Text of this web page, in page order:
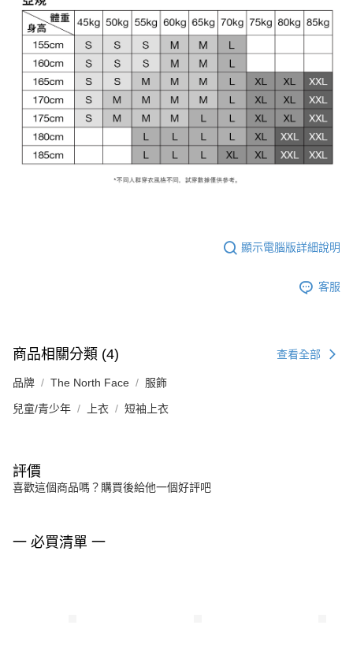
顯示電腦版詳細說明
客服
商品相關分類 (4) 查看全部
品牌 The North Face 服飾
兒童/青少年 上衣 短袖上衣
評價
喜歡這個商品嗎？購買後給他一個好評吧
一 必買清單 一